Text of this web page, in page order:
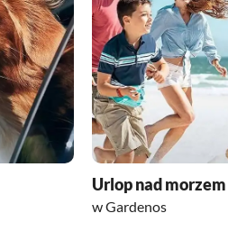
Urlop nad morzem
w Gardenos